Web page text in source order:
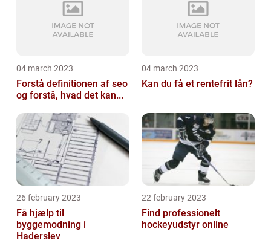
04 march 2023
Forstå definitionen af seo
og forstå, hvad det kan...
04 march 2023
Kan du få et rentefrit lån?
26 february 2023
Få hjælp til
byggemodning i
Haderslev
22 february 2023
Find professionelt
hockeyudstyr online